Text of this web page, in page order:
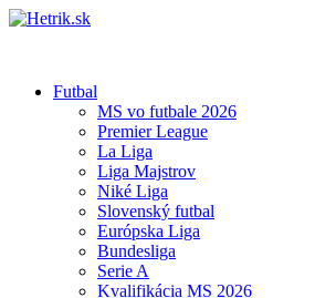
Futbal
MS vo futbale 2026
Premier League
La Liga
Liga Majstrov
Niké Liga
Slovenský futbal
Európska Liga
Bundesliga
Serie A
Kvalifikácia MS 2026